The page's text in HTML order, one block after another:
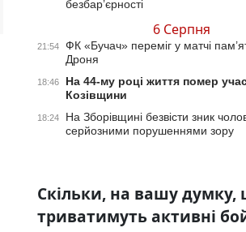
безбар’єрності
6 Серпня
21:54
ФК «Бучач» переміг у матчі
Дроня
18:46
На 44-му році життя помер
Козівщини
18:24
На Зборівщині безвісти зник
серйозними порушеннями зору
Скільки, на вашу думку,
триватимуть активні